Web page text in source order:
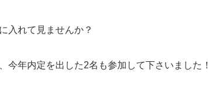
入れて見ませんか？
今年内定を出した2名も参加して下さいました！